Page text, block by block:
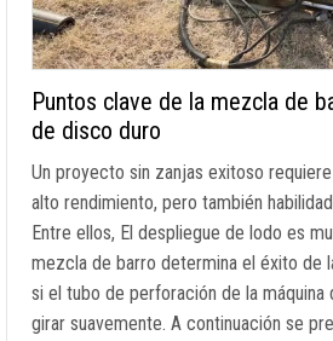
Puntos clave de la mezcla de
de disco duro
Un proyecto sin zanjas exitoso
alto rendimiento, pero también
Entre ellos, El despliegue de lodo es
mezcla de barro determina el éxito de
si el tubo de perforación de la máquina
girar suavemente. A continuación se